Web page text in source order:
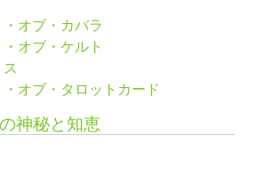
オブ・カバラ
オブ・ケルト
オブ・タロットカード
神秘と知恵